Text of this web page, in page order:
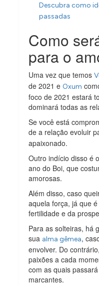
Descubra como
passadas
Como
para o
Uma vez que temos
de 2021 e Oxum
foco de 2021 estará
dominará todas as
Se você está
de a relação evoluir
apaixonado.
Outro indício disso é
ano do Boi, que
amorosas.
Além disso, caso
aquela força, já que
fertilidade e da
Para as solteiras, há
sua alma gêmea,
envolver. Do
paixões a cada
com as quais
marcantes.